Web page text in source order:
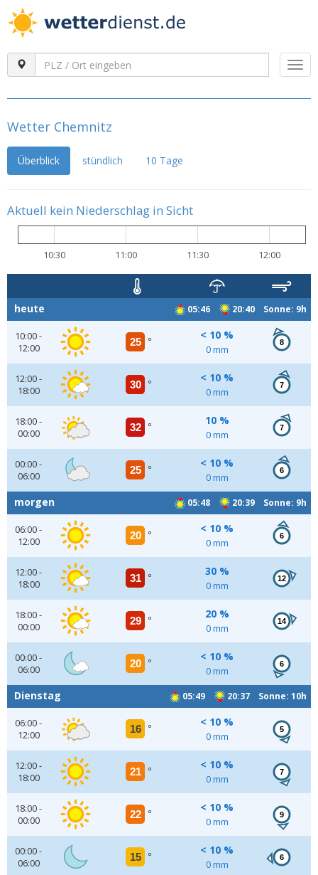
Wetter Chemnitz
Überblick stündlich 10 Tage
Aktuell kein Niederschlag in Sicht
10:30 11:00 11:30 12:00
05:46 20:40 Sonne: 9h
heute
10:00 -
12:00
25 °
< 10 %
0 mm
8
12:00 -
18:00
30 °
< 10 %
0 mm
7
18:00 -
00:00
32 °
10 %
0 mm
7
00:00 -
06:00
25 °
< 10 %
0 mm
6
05:48 20:39 Sonne: 9h
morgen
06:00 -
12:00
20 °
< 10 %
0 mm
6
12:00 -
18:00
31 °
30 %
0 mm
12
18:00 -
00:00
29 °
20 %
0 mm
14
00:00 -
06:00
20 °
< 10 %
0 mm
6
05:49 20:37 Sonne: 10h
Dienstag
06:00 -
12:00
16 °
< 10 %
0 mm
5
12:00 -
18:00
21 °
< 10 %
0 mm
7
18:00 -
00:00
22 °
< 10 %
0 mm
9
00:00 -
06:00
15 °
< 10 %
0 mm
6